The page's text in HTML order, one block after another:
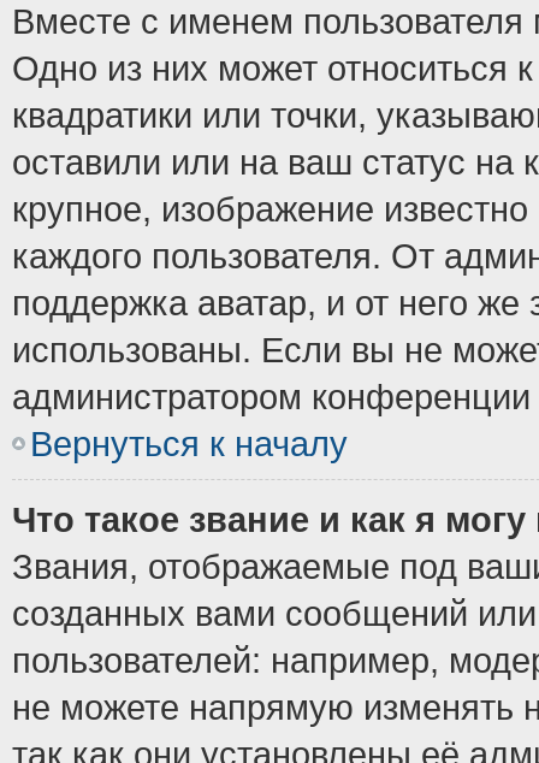
Вместе с именем пользователя
Одно из них может относиться
квадратики или точки,
оставили или на ваш статус
крупное, изображение
каждого пользователя. От
поддержка аватар, и от него же
использованы. Если вы не
администратором
Вернуться к началу
Что такое звание и как я
Звания, отображаемые под
созданных вами сообщений
пользователей: например,
не можете напрямую изменять
так как они установлены её